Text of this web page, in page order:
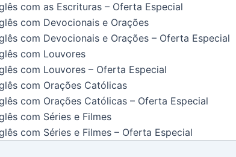
com as Escrituras – Oferta Especial
com Devocionais e Orações
com Devocionais e Orações – Oferta Especial
com Louvores
com Louvores – Oferta Especial
com Orações Católicas
com Orações Católicas – Oferta Especial
com Séries e Filmes
com Séries e Filmes – Oferta Especial